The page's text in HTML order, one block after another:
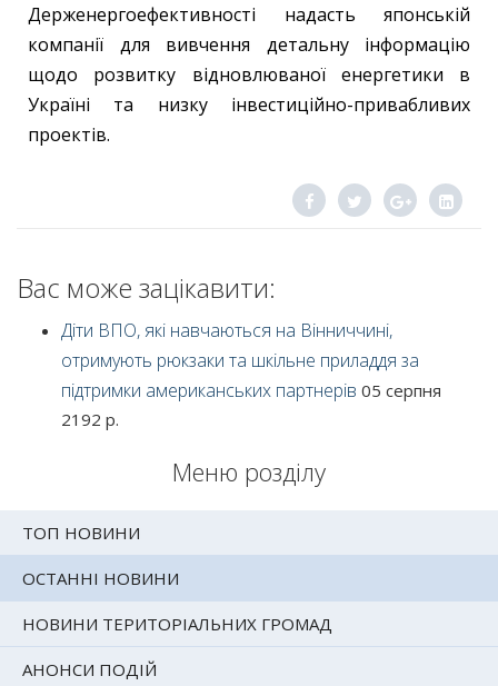
Меню розділу
ТОП НОВИНИ
ОСТАННІ НОВИНИ
НОВИНИ ТЕРИТОРІАЛЬНИХ ГРОМАД
АНОНСИ ПОДІЙ
Держенергоефективності надасть японській
компанії для вивчення детальну інформацію
щодо розвитку відновлюваної енергетики в
Україні та низку інвестиційно-привабливих
проектів.
Вас може зацікавити:
Діти ВПО, які навчаються на Вінниччині,
отримують рюкзаки та шкільне приладдя за
підтримки американських партнерів 05 серпня
2192 р.